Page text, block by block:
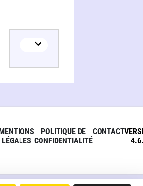
MENTIONS
LÉGALES
POLITIQUE DE
CONFIDENTIALITÉ
CONTACT